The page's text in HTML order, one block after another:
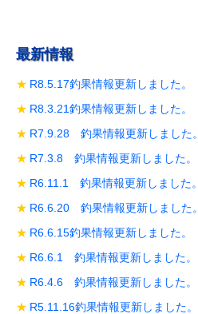
最新情報
R8.5.17釣果情報更新しました。
R8.3.21釣果情報更新しました。
R7.9.28 釣果情報更新しました。
R7.3.8 釣果情報更新しました。
R6.11.1 釣果情報更新しました。
R6.6.20 釣果情報更新しました。
R6.6.15釣果情報更新しました。
R6.6.1 釣果情報更新しました。
R6.4.6 釣果情報更新しました。
R5.11.16釣果情報更新しました。